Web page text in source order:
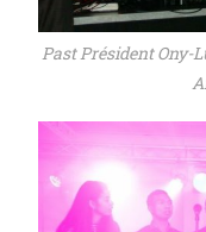
Past Président Ony-